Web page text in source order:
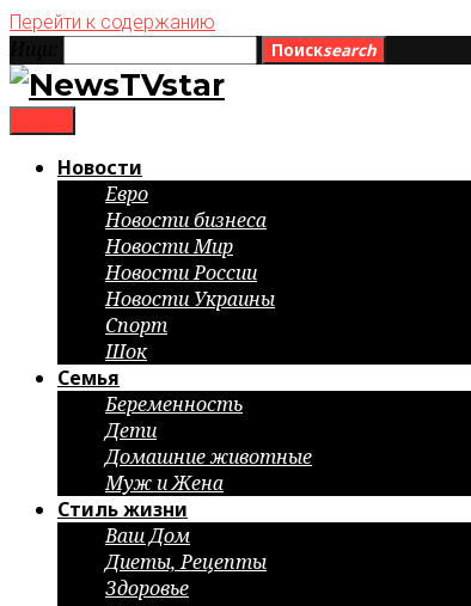
Перейти к содержанию
Поискsearch
Новости
Евро
Новости бизнеса
Новости Мир
Новости России
Новости Украины
Спорт
Шок
Семья
Беременность
Дети
Домашние животные
Муж и Жена
Стиль жизни
Ваш Дом
Диеты, Рецепты
Здоровье